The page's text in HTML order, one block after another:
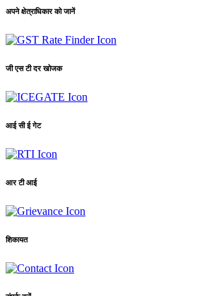
अपने क्षेत्राधिकार को जानें
जी एस टी दर खोजक
आई सी ई गेट
आर टी आई
शिकायत